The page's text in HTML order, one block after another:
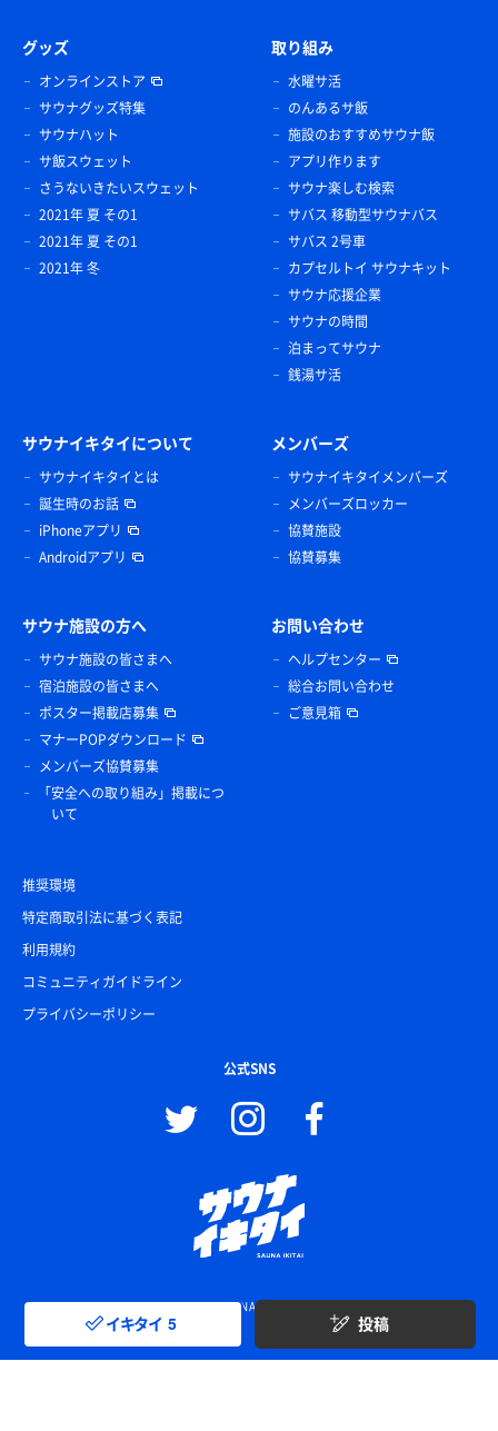
イキタイ 5 投稿
グッズ
オンラインストア
サウナグッズ特集
サウナハット
サ飯スウェット
さうないきたいスウェット
2021年 夏 その1
2021年 夏 その1
2021年 冬
取り組み
水曜サ活
のんあるサ飯
施設のおすすめサウナ飯
アプリ作ります
サウナ楽しむ検索
サバス 移動型サウナバス
サバス 2号車
カプセルトイ サウナキット
サウナ応援企業
サウナの時間
泊まってサウナ
銭湯サ活
サウナイキタイについて
サウナイキタイとは
誕生時のお話
iPhoneアプリ
Androidアプリ
メンバーズ
サウナイキタイメンバーズ
メンバーズロッカー
協賛施設
協賛募集
サウナ施設の方へ
サウナ施設の皆さまへ
宿泊施設の皆さまへ
ポスター掲載店募集
マナーPOPダウンロード
メンバーズ協賛募集
「安全への取り組み」掲載につ
いて
お問い合わせ
ヘルプセンター
総合お問い合わせ
ご意見箱
推奨環境
特定商取引法に基づく表記
利用規約
コミュニティガイドライン
プライバシーポリシー
公式SNS
© SAUNA IKITAI